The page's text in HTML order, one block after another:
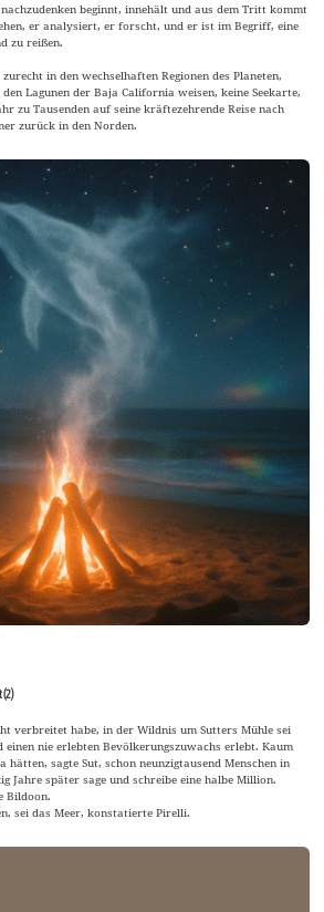
beginnt, innehält und aus dem Tritt kommt
er analysiert, er forscht, und er ist im Begriff, eine
zu reißen.
in den wechselhaften Regionen des Planeten,
Lagunen der Baja California weisen, keine Seekarte,
zu Tausenden auf seine kräftezehrende Reise nach
zurück in den Norden.
(2)
verbreitet habe, in der Wildnis um Sutters Mühle sei
einen nie erlebten Bevölkerungszuwachs erlebt. Kaum
hätten, sagte Sut, schon neunzigtausend Menschen in
Jahre später sage und schreibe eine halbe Million.
Bildoon.
sei das Meer, konstatierte Pirelli.